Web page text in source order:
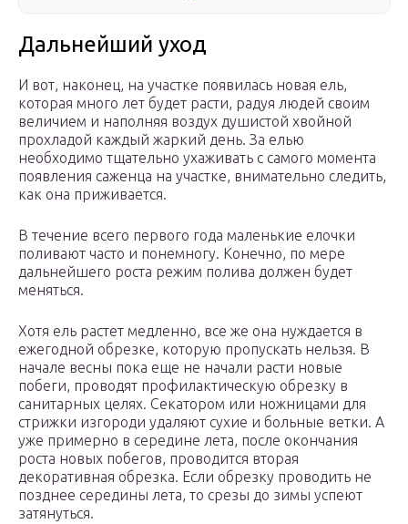
Дальнейший уход
И вот, наконец, на участке появилась новая ель,
которая много лет будет расти, радуя людей своим
величием и наполняя воздух душистой хвойной
прохладой каждый жаркий день. За елью
необходимо тщательно ухаживать с самого момента
появления саженца на участке, внимательно следить,
как она приживается.
В течение всего первого года маленькие елочки
поливают часто и понемногу. Конечно, по мере
дальнейшего роста режим полива должен будет
меняться.
Хотя ель растет медленно, все же она нуждается в
ежегодной обрезке, которую пропускать нельзя. В
начале весны пока еще не начали расти новые
побеги, проводят профилактическую обрезку в
санитарных целях. Секатором или ножницами для
стрижки изгороди удаляют сухие и больные ветки. А
уже примерно в середине лета, после окончания
роста новых побегов, проводится вторая
декоративная обрезка. Если обрезку проводить не
позднее середины лета, то срезы до зимы успеют
затянуться.